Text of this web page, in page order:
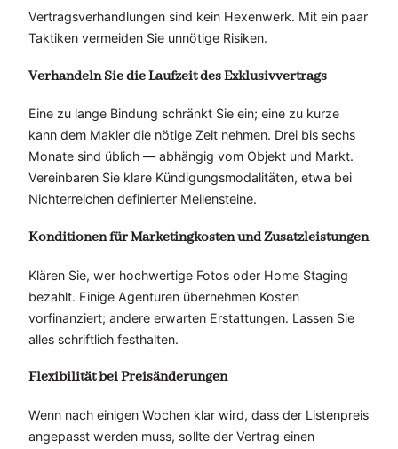
Vertragsverhandlungen sind kein Hexenwerk. Mit ein paar
Taktiken vermeiden Sie unnötige Risiken.
Verhandeln Sie die Laufzeit des Exklusivvertrags
Eine zu lange Bindung schränkt Sie ein; eine zu kurze
kann dem Makler die nötige Zeit nehmen. Drei bis sechs
Monate sind üblich — abhängig vom Objekt und Markt.
Vereinbaren Sie klare Kündigungsmodalitäten, etwa bei
Nichterreichen definierter Meilensteine.
Konditionen für Marketingkosten und Zusatzleistungen
Klären Sie, wer hochwertige Fotos oder Home Staging
bezahlt. Einige Agenturen übernehmen Kosten
vorfinanziert; andere erwarten Erstattungen. Lassen Sie
alles schriftlich festhalten.
Flexibilität bei Preisänderungen
Wenn nach einigen Wochen klar wird, dass der Listenpreis
angepasst werden muss, sollte der Vertrag einen